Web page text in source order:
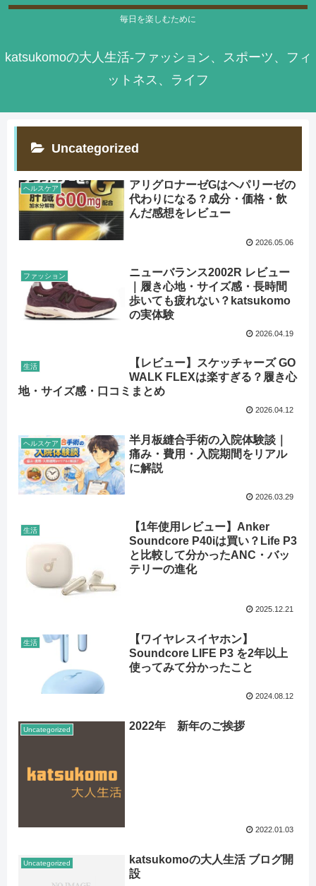
毎日を楽しむために
katsukomoの大人生活-ファッション、スポーツ、フィ
ットネス、ライフ
Uncategorized
ヘルスケア
アリグロナーゼGはヘパリーゼの
代わりになる？成分・価格・飲
んだ感想をレビュー
2026.05.06
ファッション
ニューバランス2002R レビュー
｜履き心地・サイズ感・長時間
歩いても疲れない？katsukomo
の実体験
2026.04.19
生活
【レビュー】スケッチャーズ GO
WALK FLEXは楽すぎる？履き心
地・サイズ感・口コミまとめ
2026.04.12
ヘルスケア
半月板縫合手術の入院体験談｜
痛み・費用・入院期間をリアル
に解説
2026.03.29
生活
【1年使用レビュー】Anker
Soundcore P40iは買い？Life P3
と比較して分かったANC・バッ
テリーの進化
2025.12.21
生活
【ワイヤレスイヤホン】
Soundcore LIFE P3 を2年以上
使ってみて分かったこと
2024.08.12
Uncategorized 2022年 新年のご挨拶
2022.01.03
Uncategorized
katsukomoの大人生活 ブログ開
設